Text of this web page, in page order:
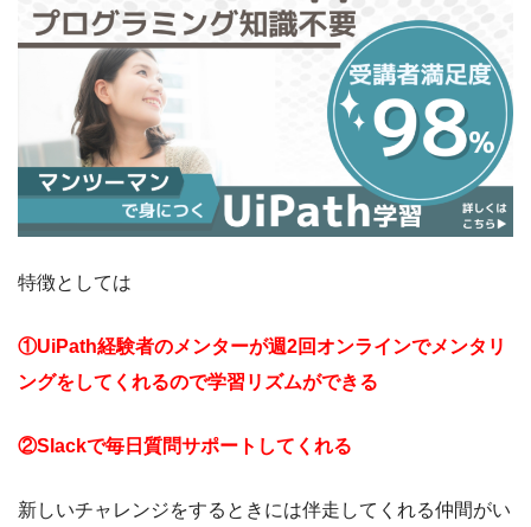
特徴としては
①UiPath経験者のメンターが週2回オンラインでメンタリ
ングをしてくれるので学習リズムができる
②Slackで毎日質問サポートしてくれる
新しいチャレンジをするときには伴走してくれる仲間がい